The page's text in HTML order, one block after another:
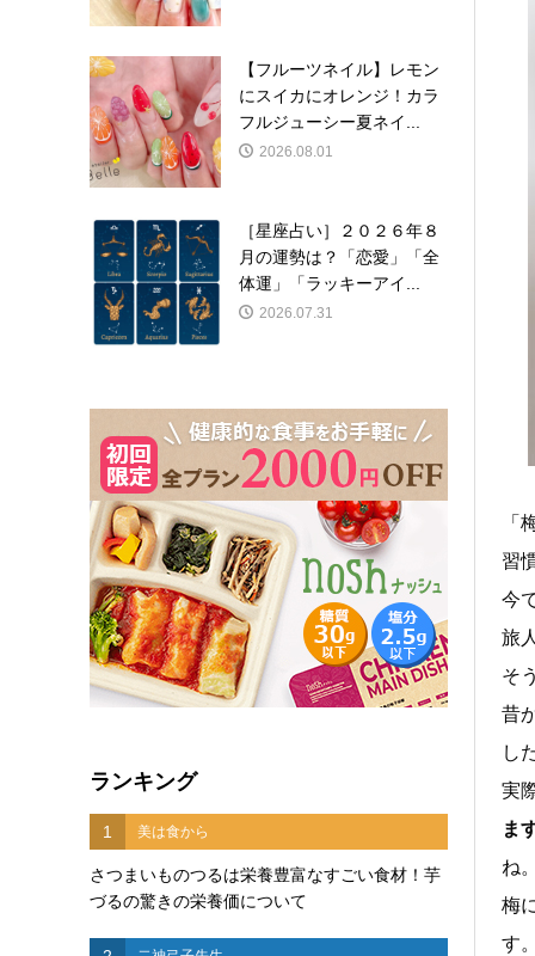
「
習
今
旅
そ
昔
し
実
ま
ね
梅
す
【フルーツネイル】レモン
にスイカにオレンジ！カラ
フルジューシー夏ネイ...
2026.08.01
［星座占い］２０２６年８
月の運勢は？「恋愛」「全
体運」「ラッキーアイ...
2026.07.31
ランキング
1 美は食から
さつまいものつるは栄養豊富なすごい食材！芋
づるの驚きの栄養価について